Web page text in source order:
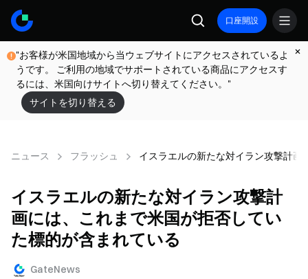
口座開設
"お客様が米国地域から当ウェブサイトにアクセスされているよ
うです。 ご利用の地域でサポートされている商品にアクセスす
るには、米国向けサイトへ切り替えてください。"
サイトを切り替える
ニュース フラッシュ イスラエルの新たな対イラン攻撃計
イスラエルの新たな対イラン攻撃計
画には、これまで米国が拒否してい
た標的が含まれている
GateNews